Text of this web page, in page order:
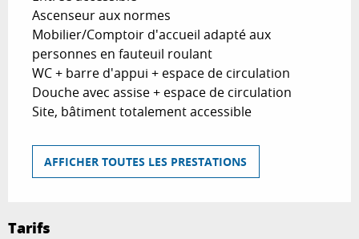
Ascenseur aux normes
Mobilier/Comptoir d'accueil adapté aux
personnes en fauteuil roulant
WC + barre d'appui + espace de circulation
Douche avec assise + espace de circulation
Site, bâtiment totalement accessible
AFFICHER TOUTES LES PRESTATIONS
Tarifs